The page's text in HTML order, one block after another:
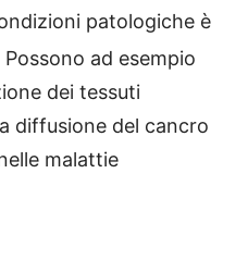
patologiche è
Possono ad esempio
dei tessuti
diffusione del cancro
malattie